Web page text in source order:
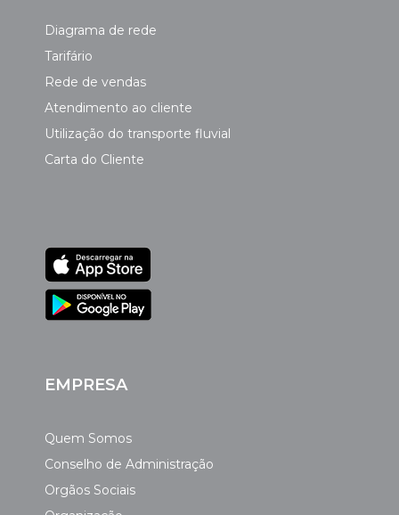
Diagrama de rede
Tarifário
Rede de vendas
Atendimento ao cliente
Utilização do transporte fluvial
Carta do Cliente
EMPRESA
Quem Somos
Conselho de Administração
Orgãos Sociais